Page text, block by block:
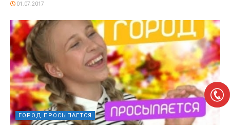
01.07.2017
ГОРОД ПРОСЫПАЕТСЯ